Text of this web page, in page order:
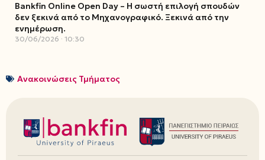
Bankfin Online Open Day – Η σωστή επιλογή σπουδών
δεν ξεκινά από το Μηχανογραφικό. Ξεκινά από την
ενημέρωση.
30/06/2026 10:30
Ανακοινώσεις Τμήματος